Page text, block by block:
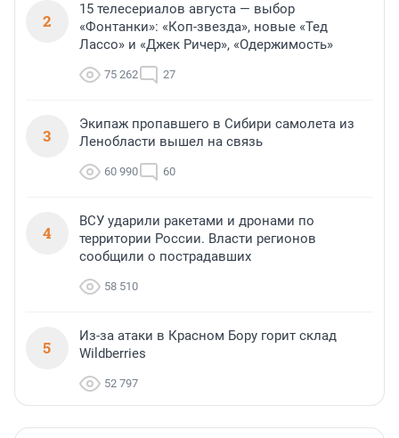
2
15 телесериалов августа — выбор
«Фонтанки»: «Коп-звезда», новые «Тед
Лассо» и «Джек Ричер», «Одержимость»
75 262 27
3
Экипаж пропавшего в Сибири самолета из
Ленобласти вышел на связь
60 990 60
4
ВСУ ударили ракетами и дронами по
территории России. Власти регионов
сообщили о пострадавших
58 510
5
Из-за атаки в Красном Бору горит склад
Wildberries
52 797